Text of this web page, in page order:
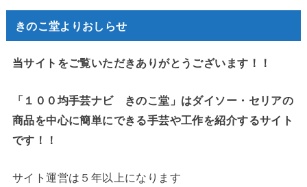
きのこ堂よりおしらせ
当サイトをご覧いただきありがとうございます！！
「１００均手芸ナビ きのこ堂」はダイソー・セリアの
商品を中心に簡単にできる手芸や工作を紹介するサイト
です！！
サイト運営は５年以上になります